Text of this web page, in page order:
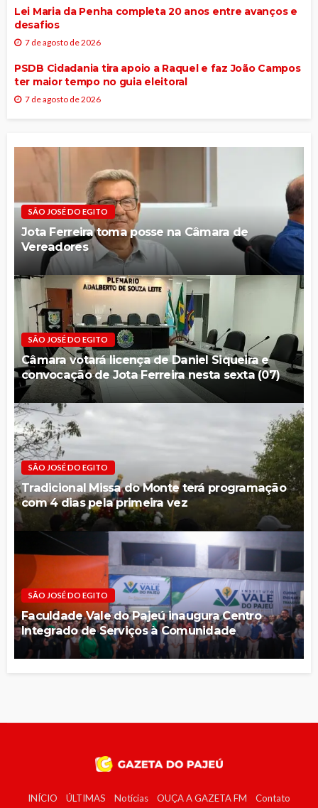
Lei Maria da Penha completa 20 anos entre avanços e
desafios
7 de agosto de 2026
PSDB Cidadania tira apoio a Raquel e faz João Campos
ter maior tempo no guia eleitoral
7 de agosto de 2026
SÃO JOSÉ DO EGITO
Jota Ferreira toma posse na Câmara de
Vereadores
SÃO JOSÉ DO EGITO
Câmara votará licença de Daniel Siqueira e
convocação de Jota Ferreira nesta sexta (07)
SÃO JOSÉ DO EGITO
Tradicional Missa do Monte terá programação
com 4 dias pela primeira vez
SÃO JOSÉ DO EGITO
Faculdade Vale do Pajeú inaugura Centro
Integrado de Serviços à Comunidade
INÍCIO ÚLTIMAS Notícias OUÇA A GAZETA FM Contato